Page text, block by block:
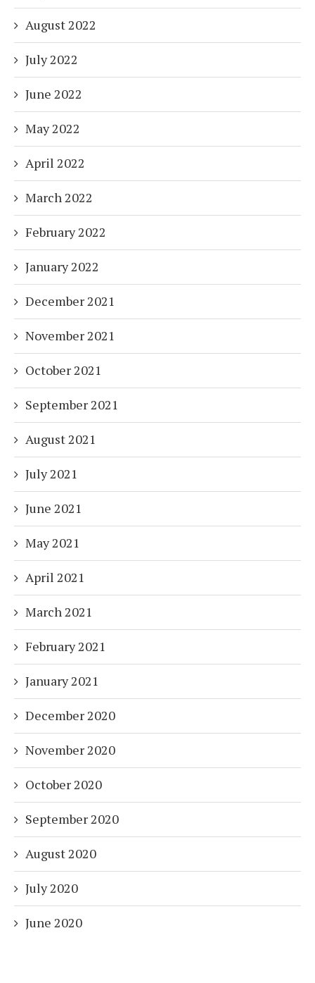
August 2022
July 2022
June 2022
May 2022
April 2022
March 2022
February 2022
January 2022
December 2021
November 2021
October 2021
September 2021
August 2021
July 2021
June 2021
May 2021
April 2021
March 2021
February 2021
January 2021
December 2020
November 2020
October 2020
September 2020
August 2020
July 2020
June 2020